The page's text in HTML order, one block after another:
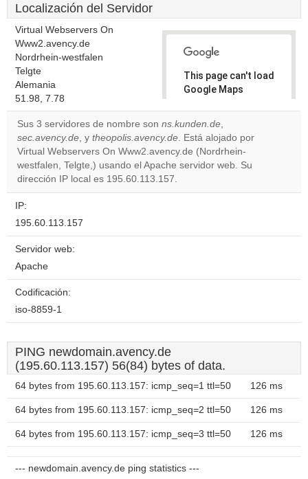
Localización del Servidor
Virtual Webservers On
Www2.avency.de
Nordrhein-westfalen
Telgte
Alemania
51.98, 7.78
This page can't load
Google Maps
Do you
own this
website?
Sus 3 servidores de nombre son ns.kunden.de,
sec.avency.de, y theopolis.avency.de. Está alojado por
Virtual Webservers On Www2.avency.de (Nordrhein-
westfalen, Telgte,) usando el Apache servidor web. Su
dirección IP local es 195.60.113.157.
IP:
195.60.113.157
Servidor web:
Apache
Codificación:
iso-8859-1
PING newdomain.avency.de
(195.60.113.157) 56(84) bytes of data.
64 bytes from 195.60.113.157: icmp_seq=1 ttl=50 126 ms
64 bytes from 195.60.113.157: icmp_seq=2 ttl=50 126 ms
64 bytes from 195.60.113.157: icmp_seq=3 ttl=50 126 ms
--- newdomain.avency.de ping statistics ---